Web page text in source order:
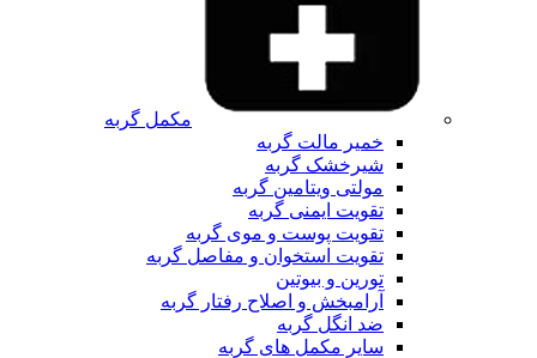
مکمل گربه
خمیر مالت گربه
شیرخشک گربه
مولتی ویتامین گربه
تقویت ایمنی گربه
تقویت پوست و موی گربه
تقویت استخوان و مفاصل گربه
تورین و بیوتین
آرامبخش و اصلاح رفتار گربه
ضد انگل گربه
سایر مکمل های گربه